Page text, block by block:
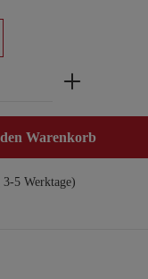
Gib den
Warenkorb
5 Werktage)